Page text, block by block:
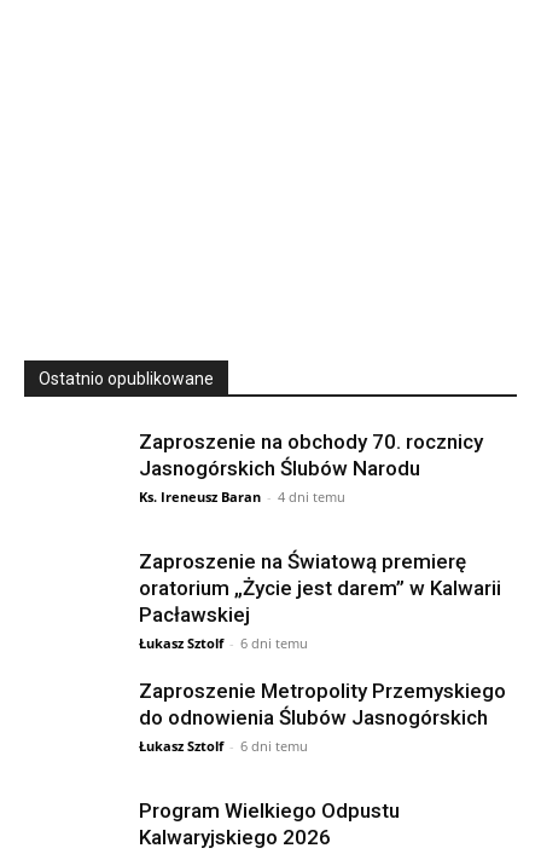
Ostatnio opublikowane
Zaproszenie na obchody 70. rocznicy
Jasnogórskich Ślubów Narodu
Ks. Ireneusz Baran - 4 dni temu
Zaproszenie na Światową premierę
oratorium „Życie jest darem” w Kalwarii
Pacławskiej
Łukasz Sztolf - 6 dni temu
Zaproszenie Metropolity Przemyskiego
do odnowienia Ślubów Jasnogórskich
Łukasz Sztolf - 6 dni temu
Program Wielkiego Odpustu
Kalwaryjskiego 2026